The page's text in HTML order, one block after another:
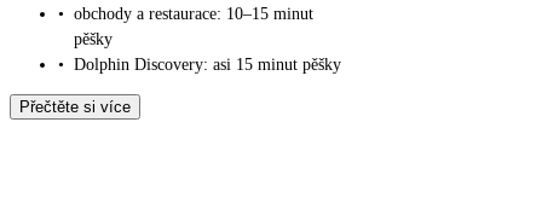
• obchody a restaurace: 10–15 minut
pěšky
• Dolphin Discovery: asi 15 minut pěšky
Přečtěte si více